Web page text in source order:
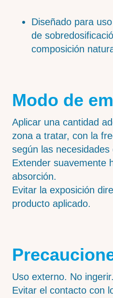
Diseñado para
de
composición
Modo de
Aplicar una cantidad
zona a tratar, con la
según las necesidades
Extender suavemente
absorción.
Evitar la exposición
producto aplicado.
Uso externo. No ingerir.
Evitar el contacto con